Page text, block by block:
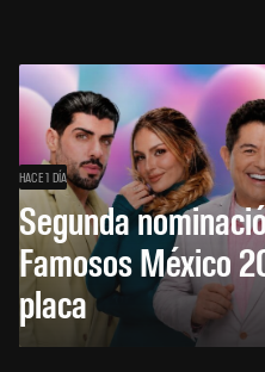
HACE 1 DÍA
Segunda
Famosos México
placa